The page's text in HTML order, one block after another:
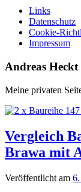
Links
Datenschutz
Cookie-
Impressum
Andreas Heckt
Meine privaten
Vergleich
Brawa mit
Veröffentlicht am